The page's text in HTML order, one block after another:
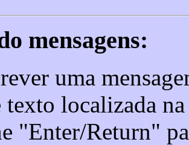
mensagens:
uma
texto localizada
"Enter/Return"